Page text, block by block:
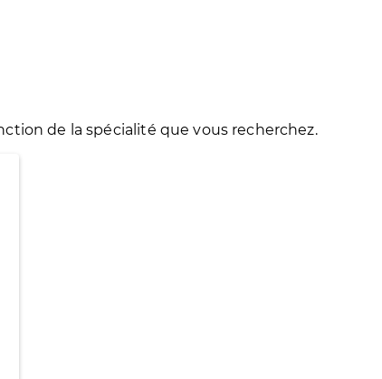
de la spécialité que vous recherchez.